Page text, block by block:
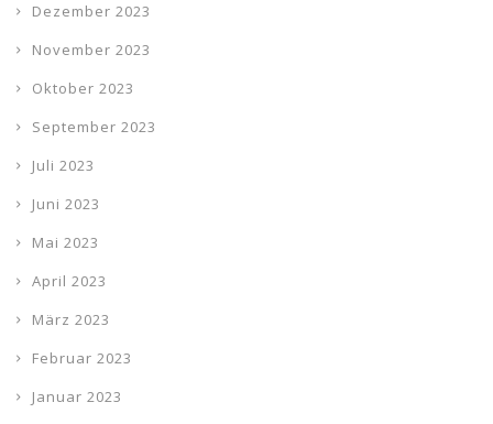
Dezember 2023
November 2023
Oktober 2023
September 2023
Juli 2023
Juni 2023
Mai 2023
April 2023
März 2023
Februar 2023
Januar 2023